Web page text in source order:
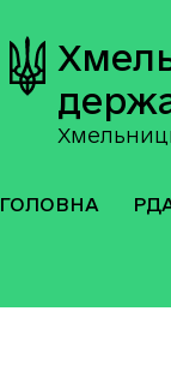
ГОЛОВНА